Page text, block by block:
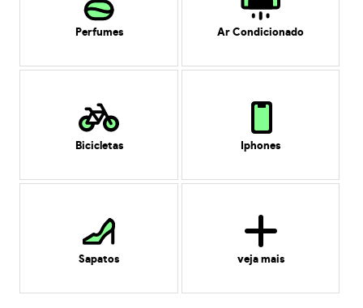
Perfumes Ar Condicionado
Bicicletas Iphones
Sapatos veja mais